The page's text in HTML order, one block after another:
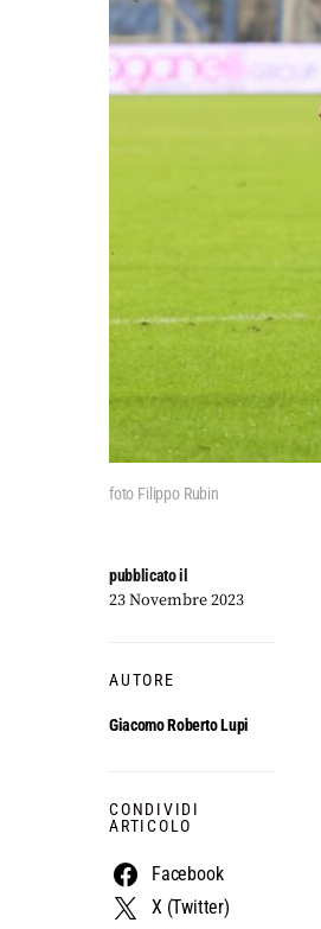
foto Filippo Rubin
pubblicato il
23 Novembre 2023
AUTORE
Giacomo Roberto Lupi
CONDIVIDI
ARTICOLO
Facebook
X (Twitter)